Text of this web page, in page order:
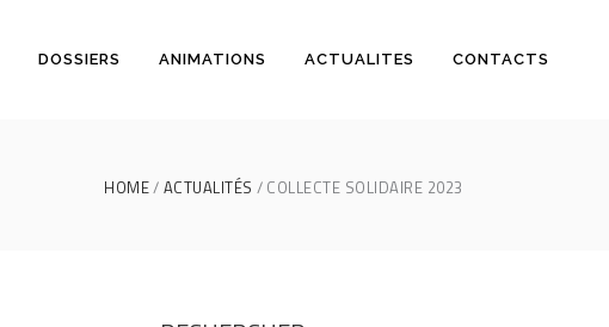
DOSSIERS ANIMATIONS ACTUALITES CONTACTS
HOME ACTUALITÉS COLLECTE SOLIDAIRE 2023